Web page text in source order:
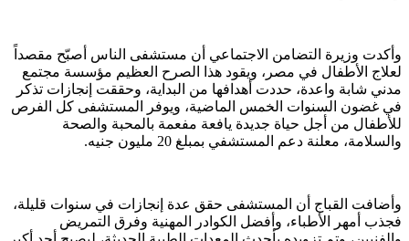
وأكدت وزيرة التضامن الاجتماعي أن مستشفى الناس أصبّح مقصداً
لعلاج الأطفال في مصر، ويقود هذا الصرح العظيم مؤسسة مجتمع
مدني شابة واعدة، حددت أهدافها من البداية، وحققت إنجازات تذكر
في غضون السنوات الخمس الماضية، ويوفر المستشفى كل الفرص
للأطفال من أجل حياة جديدة يافعة مفعمة بالمحبة والصحة
والسلامة، معلنة دعم المستشفي بمبلغ 20 مليون جنيه.
وأضافت القباج أن المستشفى حقق عدة إنجازات في سنوات قليلة،
فجذب أمهر الأطباء، وأفضل الكوادر المهنية وفرق التمريض